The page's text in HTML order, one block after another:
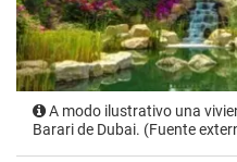
A modo ilustrativo una
Barari de Dubai. (Fuente